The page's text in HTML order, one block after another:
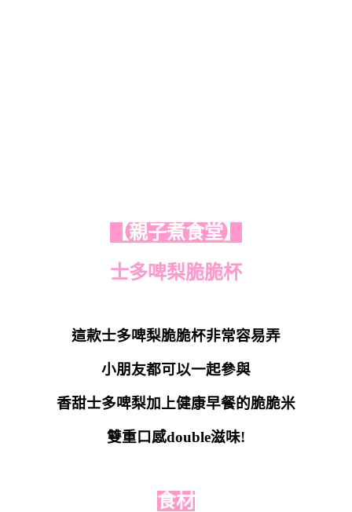
【親子煮食堂】
士多啤梨脆脆杯
這款士多啤梨脆脆杯非常容易弄
小朋友都可以一起參與
香甜士多啤梨加上健康早餐的脆脆米
雙重口感double滋味!
食材